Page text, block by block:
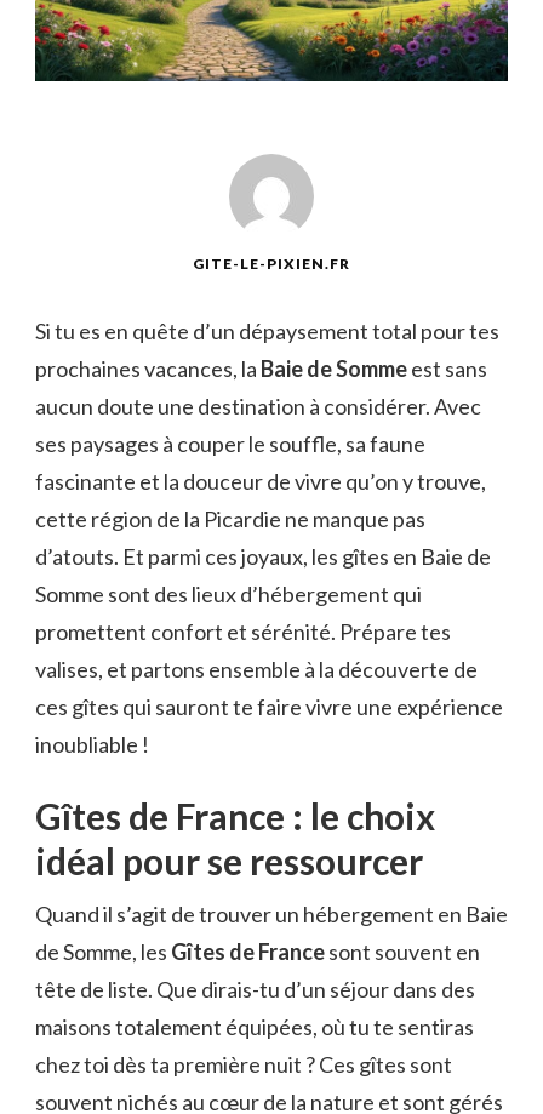
GITE-LE-PIXIEN.FR
Si tu es en quête d’un dépaysement total pour tes
prochaines vacances, la Baie de Sommeest sans
aucun doute une destination à considérer. Avec
ses paysages à couper le souffle, sa faune
fascinante et la douceur de vivre qu’on y trouve,
cette région de la Picardie ne manque pas
d’atouts. Et parmi ces joyaux, les gîtes en Baie de
Somme sont des lieux d’hébergement qui
promettent confort et sérénité. Prépare tes
valises, et partons ensemble à la découverte de
ces gîtes qui sauront te faire vivre une expérience
inoubliable !
Gîtes de France : le choix
idéal pour se ressourcer
Quand il s’agit de trouver un hébergement en Baie
de Somme, les Gîtes de Francesont souvent en
tête de liste. Que dirais-tu d’un séjour dans des
maisons totalement équipées, où tu te sentiras
chez toi dès ta première nuit ? Ces gîtes sont
souvent nichés au cœur de la nature et sont gérés